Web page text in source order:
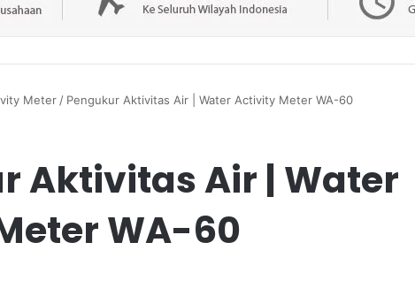
Meter / Pengukur Aktivitas Air | Water Activity Meter WA-60
Aktivitas Air | Water
WA-60